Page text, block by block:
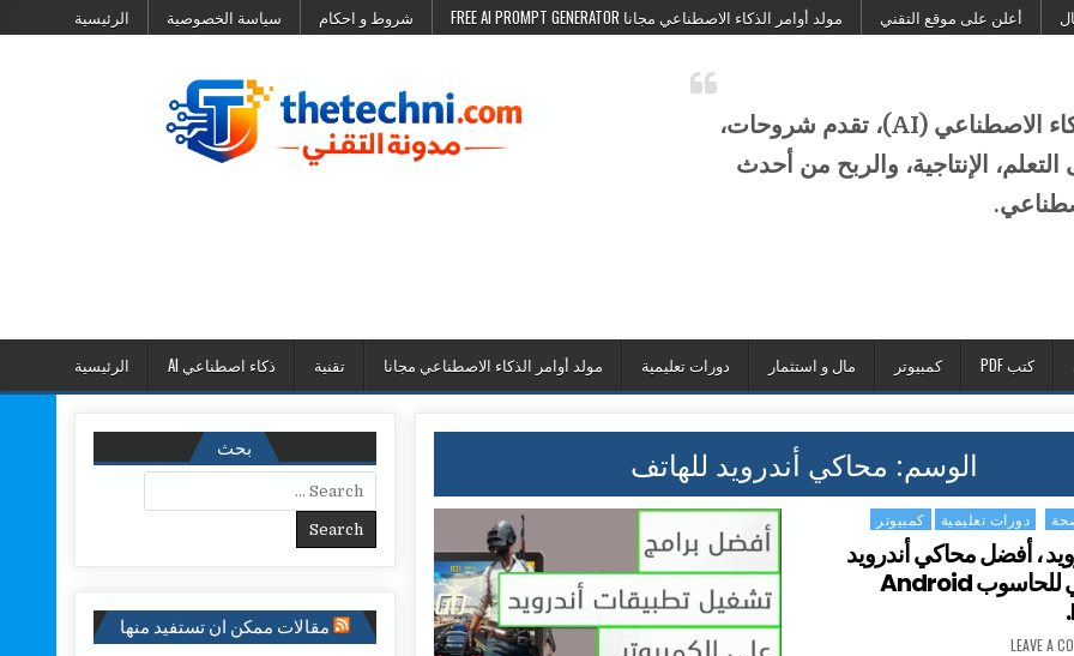
الرئيسية سياسة الخصوصية شروط و احكام مولد أوامر الذكاء الاصطناعي مجانا FREE AI PROMPT GENERATOR أعلن على موقع التقني
موقع التقني هو منصة عربية متخصصة في الذكاء الاصطناعي (AI)، تقدم شروحات،
الإنتاجية، والربح من أحدث
الرئيسية ذكاء اصطناعي AI تقنية مولد أوامر الذكاء الاصطناعي مجانا دورات تعليمية مال و استثمار كمبيوتر كتب PDF
الوسم: محاكي أندرويد للهاتف
دورات تعليمية كمبيوتر
، أفضل محاكي أندرويد
سريع مجاني للحاسوب Android
LEAVE AON محاكي أندرويد ، أفضل محاكي أندرويد سريع مجاني للحاسوب ANDROID EMULATOR.
بحث
Search for:
مقالات ممكن ان تستفيد منها